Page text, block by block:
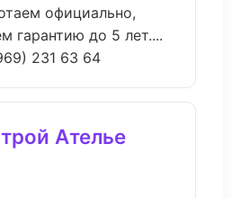
официально,
гарантию до 5 лет....
231 63 64
Ателье